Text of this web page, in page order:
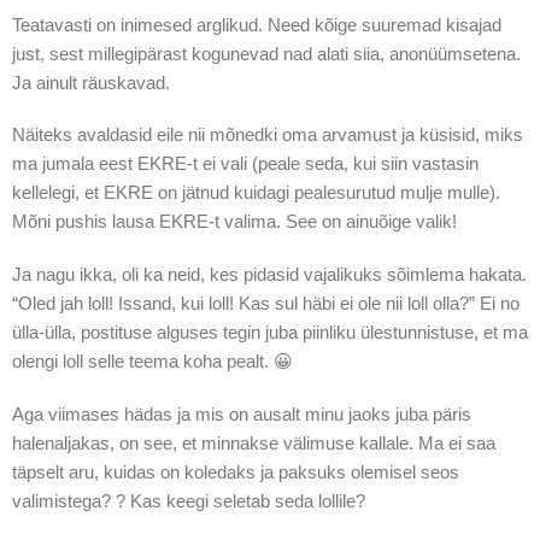
Teatavasti on inimesed arglikud. Need kõige suuremad kisajad
just, sest millegipärast kogunevad nad alati siia, anonüümsetena.
Ja ainult räuskavad.
Näiteks avaldasid eile nii mõnedki oma arvamust ja küsisid, miks
ma jumala eest EKRE-t ei vali (peale seda, kui siin vastasin
kellelegi, et EKRE on jätnud kuidagi pealesurutud mulje mulle).
Mõni pushis lausa EKRE-t valima. See on ainuõige valik!
Ja nagu ikka, oli ka neid, kes pidasid vajalikuks sõimlema hakata.
“Oled jah loll! Issand, kui loll! Kas sul häbi ei ole nii loll olla?” Ei no
ülla-ülla, postituse alguses tegin juba piinliku ülestunnistuse, et ma
olengi loll selle teema koha pealt. 😀
Aga viimases hädas ja mis on ausalt minu jaoks juba päris
halenaljakas, on see, et minnakse välimuse kallale. Ma ei saa
täpselt aru, kuidas on koledaks ja paksuks olemisel seos
valimistega? ? Kas keegi seletab seda lollile?